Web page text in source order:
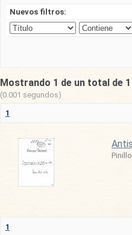
Nuevos filtros:
Mostrando 1 de un total de
(0.001 segundos)
1
1